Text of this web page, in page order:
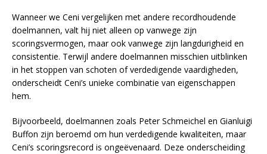
Wanneer we Ceni vergelijken met andere recordhoudende
doelmannen, valt hij niet alleen op vanwege zijn
scoringsvermogen, maar ook vanwege zijn langdurigheid en
consistentie. Terwijl andere doelmannen misschien uitblinken
in het stoppen van schoten of verdedigende vaardigheden,
onderscheidt Ceni’s unieke combinatie van eigenschappen
hem.
Bijvoorbeeld, doelmannen zoals Peter Schmeichel en Gianluigi
Buffon zijn beroemd om hun verdedigende kwaliteiten, maar
Ceni’s scoringsrecord is ongeëvenaard. Deze onderscheiding